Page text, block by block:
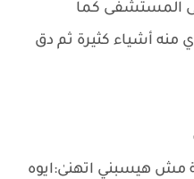
المستشفى كما
منه أشياء كثيرة ثم دق
مش هيسبني اتهنىٰ:ايوه